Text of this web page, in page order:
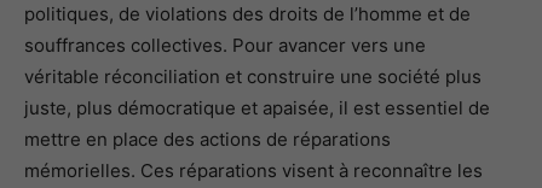
politiques, de violations des droits de l’homme et de
souffrances collectives. Pour avancer vers une
véritable réconciliation et construire une société plus
juste, plus démocratique et apaisée, il est essentiel de
mettre en place des actions de réparations
mémorielles. Ces réparations visent à reconnaître les